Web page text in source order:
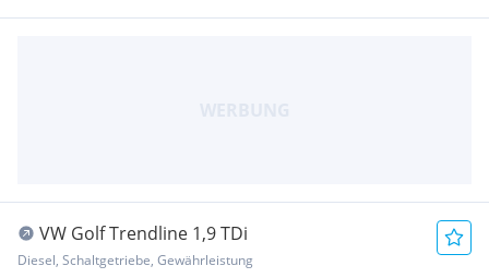
VW Golf Trendline 1,9 TDi
Diesel, Schaltgetriebe, Gewährleistung